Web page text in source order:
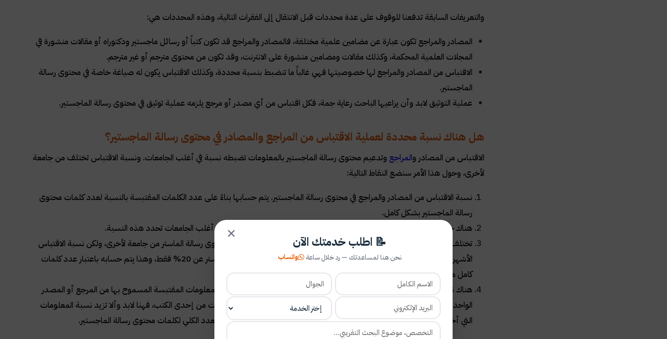
والتعريفات السابقة تدفعنا للوقوف على عدة محددات قبل الانتقال إلى الفقرات التالية، وهذه المحددات هي:
المصادر والمراجع تكون عبارة عن مضامين علمية مختلفة، فالمصادر والمراجع قد تكون كتباً أو رسائل ماجستير ودكتوراه أو مقالات منشورة في
المجلات العلمية المحكمة، وكذلك مقالات ومضامين منشورة على الانترنت، وقد تكون من محتوى مترجم أو غير مترجم.
الاقتباس من المصادر والمراجع لها خصوصيتها فهي غالباً ما تنضبط بنسبة محددة، وكذلك الاقتباس يكون له صياغة خاصة في محتوى رسالة
الماجستير.
عملية التوثيق لابد وأن يراعيها الباحث رعاية جمة، فكل اقتباس من أي مصدر أو مرجع يلزمه عملية توثيق في محتوى رسالة الماجستير.
هل هناك نسبة محددة لعملية الاقتباس من المراجع والمصادر في محتوى رسالة الماجستير؟
الاقتباس من المصادر والمراجع وتدعيم محتوى رسالة الماجستير بالمعلومات تضبطه نسبة في أغلب الجامعات. ونسبة الاقتباس تختلف من جامعة
لأخرى، وحول هذا الأمر سنضع النقاط التالية:
نسبة الاقتباس من المصادر والمراجع في محتوى رسالة الماجستير. يتم حسابها بناءً على عدد الكلمات المقتبسة بالنسبة لعدد كلمات محتوى
رسالة الماجستير بشكل كامل.
هناك جامعات لا تفرض نسبة محددة لعملية الاقتباس من
والمصادر، ولكن أغلب الجامعات تحدد هذه النسبة.
تختلف النسبة المسموح بها من المعلومات المقتبسة من المراجع والمصادر في محتوى رسالة الماستر من جامعة لأخرى، ولكن نسبة الاقتباس
الأشهر هي ألا تزيد نسبة الاقتباس من المراجع والمصادر في كامل محتوى رسالة الماستر عن 20% فقط، وهذا يتم حسابه باعتبار عدد كلمات
كامل محتوى رسالة الماستر.
هناك نسبة أخرى تُحسب بالنسبة للمرجع أو المصدر الواحد، وغالباً ما تكون نسبة المعلومات المقتبسة المسموح بها من المرجع أو المصدر
الواحد لا تزيد عن 5% فقط، على سبيل المثال قام الباحث بعملية اقتباس المعلومات من إحدى الكتب، فهنا لابد وألا تزيد نسبة المعلومات
التي أخذها من هذا الكتاب عن 5%، ويتم حسابها بتحديد هذا الاقتباس ومقارنته بالعدد الكلي لكلمات محتوى رسالة الماجستير
.
✕
📝 اطلب خدمتك الآن
نحن هنا لمساعدتك — رد خلال ساعة واتساب